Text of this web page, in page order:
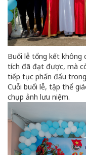
Buổi lễ tổng kết không
tích đã đạt được, mà
tiếp tục phấn đấu
Cuỗi buổi lễ, tập thể
chụp ảnh lưu niệm.